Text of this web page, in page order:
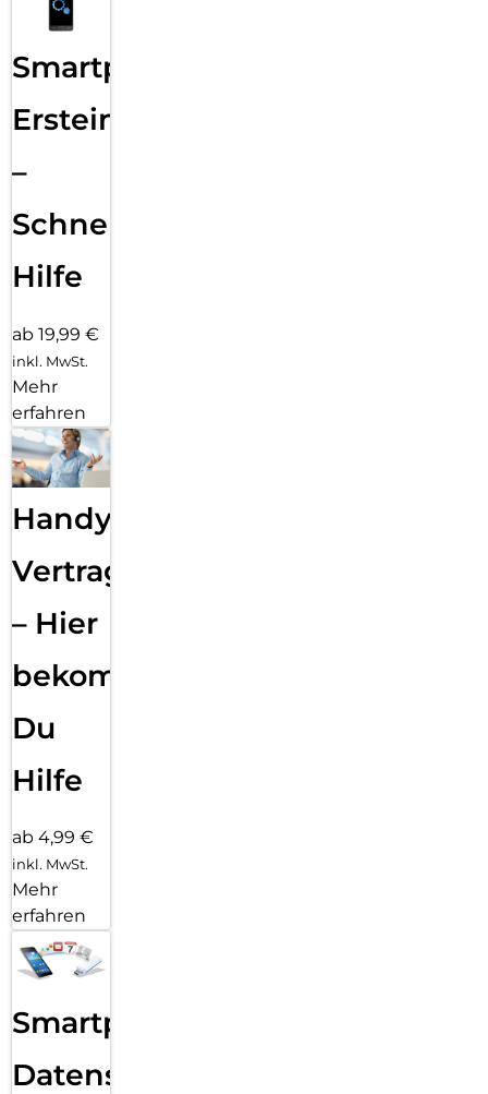
Smartphone
Ersteinrichtung
–
Schnelle
Hilfe
ab 19,99 €
inkl. MwSt.
Mehr
erfahren
Handy
Vertragsabwicklung
– Hier
bekommst
Du
Hilfe
ab 4,99 €
inkl. MwSt.
Mehr
erfahren
Smartphone
Datensicherung